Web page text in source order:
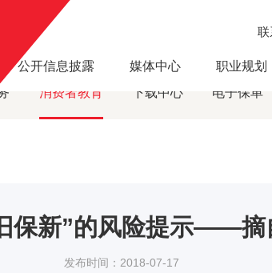
联
公开信息披露 媒体中心 职业规划
于人身保险“退旧保新”的风险提示——摘自中国银保监会
消费者教育 下载中心 电子保单
保新”的风险提示——摘
发布时间：2018-07-17